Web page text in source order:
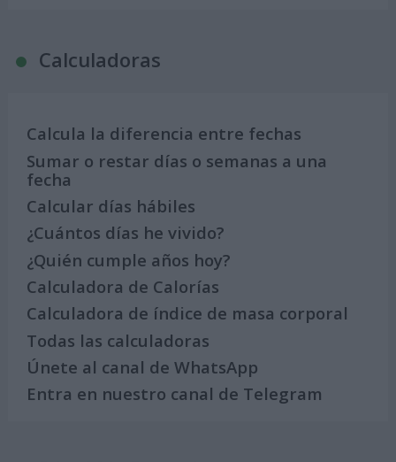
Calculadoras
Calcula la diferencia entre fechas
Sumar o restar días o semanas a una
fecha
Calcular días hábiles
¿Cuántos días he vivido?
¿Quién cumple años hoy?
Calculadora de Calorías
Calculadora de índice de masa corporal
Todas las calculadoras
Únete al canal de WhatsApp
Entra en nuestro canal de Telegram